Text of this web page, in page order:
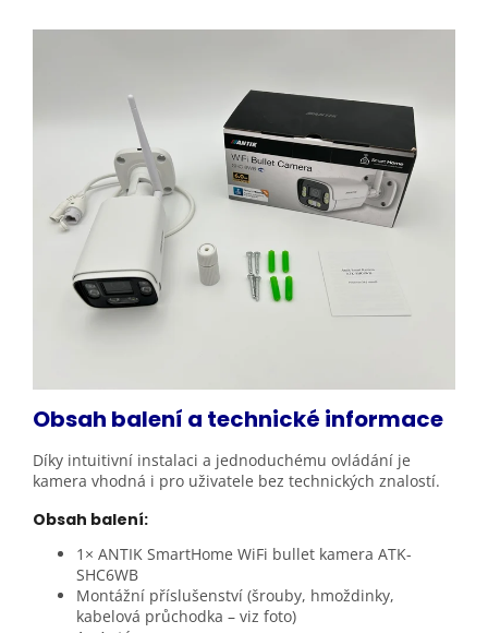
Obsah balení a technické informace
Díky intuitivní instalaci a jednoduchému ovládání je
kamera vhodná i pro uživatele bez technických znalostí.
Obsah balení:
1× ANTIK SmartHome WiFi bullet kamera ATK-
SHC6WB
Montážní příslušenství (šrouby, hmoždinky,
kabelová průchodka – viz foto)